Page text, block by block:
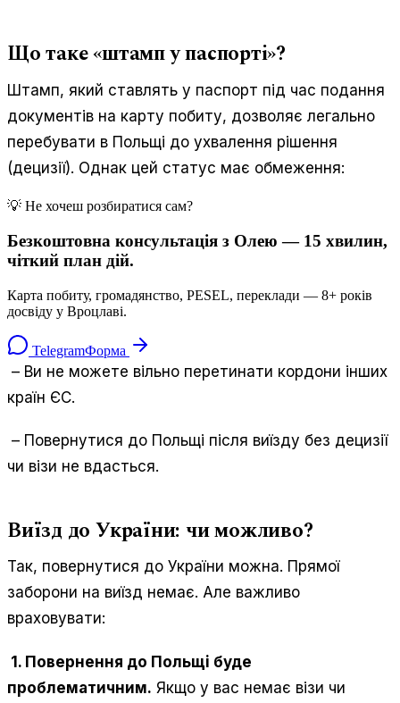
Що таке «штамп у паспорті»?
Штамп, який ставлять у паспорт під час подання
документів на карту побиту, дозволяє легально
перебувати в Польщі до ухвалення рішення
(децизії). Однак цей статус має обмеження:
💡 Не хочеш розбиратися сам?
Безкоштовна консультація з Олею — 15 хвилин,
чіткий план дій.
Карта побиту, громадянство, PESEL, переклади — 8+ років
досвіду у Вроцлаві.
TelegramФорма
– Ви не можете вільно перетинати кордони інших
країн ЄС.
– Повернутися до Польщі після виїзду без децизії
чи візи не вдасться.
Виїзд до України: чи можливо?
Так, повернутися до України можна. Прямої
заборони на виїзд немає. Але важливо
враховувати:
1. Повернення до Польщі буде
проблематичним. Якщо у вас немає візи чи